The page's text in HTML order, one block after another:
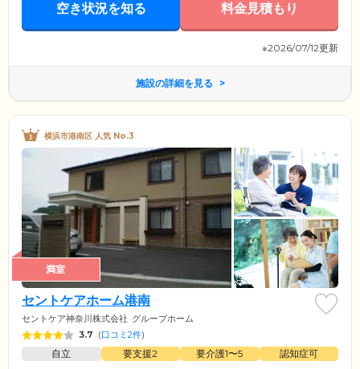
空き状況を知る 料金見積もり
※2026/07/12更新
施設の詳細を見る
横浜市港南区 人気 No.3
満室
セントケアホーム港南
セントケア神奈川株式会社 グループホーム
3.7 (口コミ2件)
自立 要支援2 要介護1〜5
認知症可